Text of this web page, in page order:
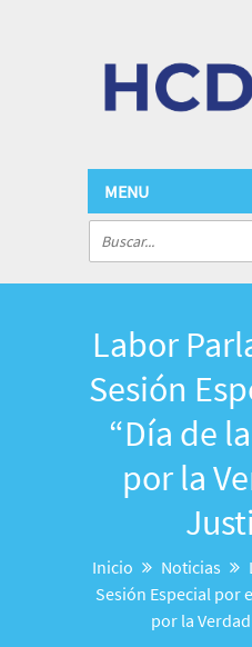
MENU
Labor
Sesión
“Día de
por la
Inicio Noticias
Sesión Especial por
por la